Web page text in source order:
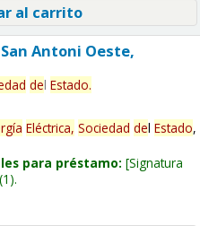
al carrito
Antoni Oeste,
del Estado.
Eléctrica, Sociedad del Estado,
para préstamo: Signatura
(1).